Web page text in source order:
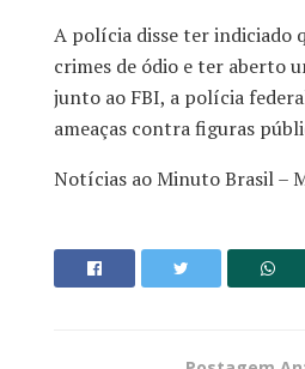
A polícia disse ter indiciado
crimes de ódio e ter aberto
junto ao FBI, a polícia
ameaças contra figuras
Notícias ao Minuto Brasil –